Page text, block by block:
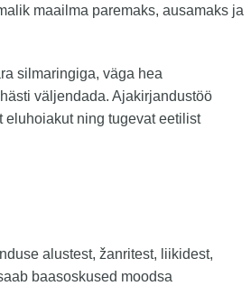
maailma paremaks, ausamaks ja
silmaringiga, väga hea
väljendada. Ajakirjandustöö
eluhoiakut ning tugevat eetilist
alustest, žanritest, liikidest,
baasoskused moodsa